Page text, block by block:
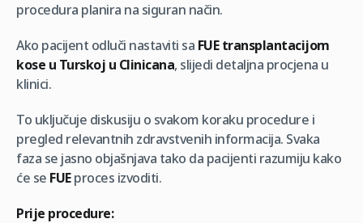
procedura planira na siguran način.
Ako pacijent odluči nastaviti sa FUE transplantacijom
kose u Turskoj u Clinicana, slijedi detaljna procjena u
klinici.
To uključuje diskusiju o svakom koraku procedure i
pregled relevantnih zdravstvenih informacija. Svaka
faza se jasno objašnjava tako da pacijenti razumiju kako
će se FUEproces izvoditi.
Prije procedure: